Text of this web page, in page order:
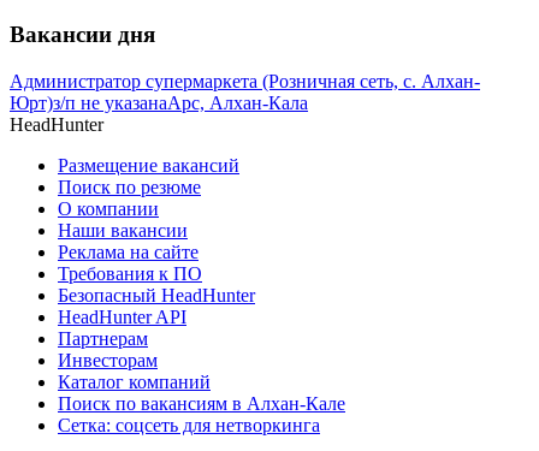
Вакансии дня
Администратор супермаркета (Розничная сеть, с. Алхан-
Юрт)з/п не указанаАрс, Алхан-Кала
HeadHunter
Размещение вакансий
Поиск по резюме
О компании
Наши вакансии
Реклама на сайте
Требования к ПО
Безопасный HeadHunter
HeadHunter API
Партнерам
Инвесторам
Каталог компаний
Поиск по вакансиям в Алхан-Кале
Сетка: соцсеть для нетворкинга